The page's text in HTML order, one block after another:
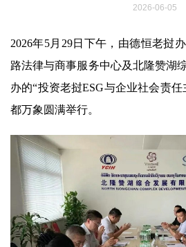
2026-06-05
2026年5月29日下午，由德恒老挝
路法律与商事服务中心及北隆赞湖
办的“投资老挝ESG与企业社会责
都万象圆满举行。